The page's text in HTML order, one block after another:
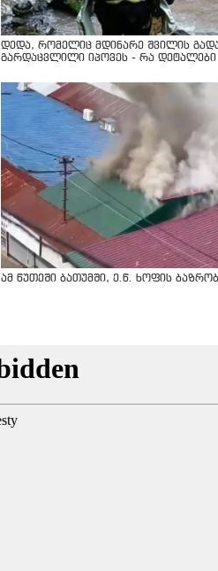
დედა, რომელიც მდინარე შვილის
გარდაცვლილი იპოვეს - რა დეტალები
ამ წუთეში ბათუმში, ე.წ. ხოფის